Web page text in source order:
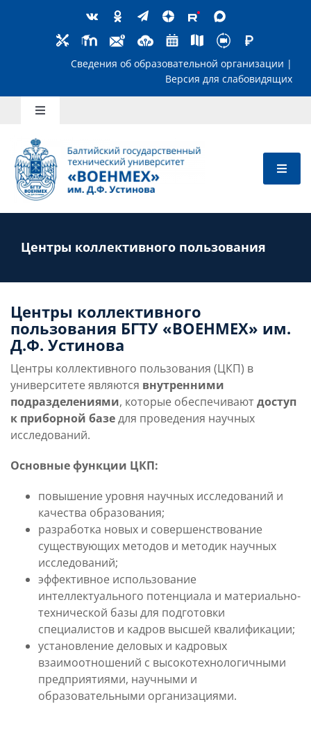
Сведения об образовательной
Toggle
Школьникам
Абитуриентам
Преподавателям
Слушателям
Партнерам
НИОКР
Центры коллективного пользования
Центры коллективного
пользования БГТУ «ВОЕНМЕХ» им.
Д.Ф. Устинова
Центры коллективного пользования (ЦКП) в
университете являются внутренними
подразделениями, которые обеспечиваютдоступ
к приборной базедля проведения научных
исследований.
Основные функции ЦКП:
повышение уровня научных исследований и
качества образования;
разработка новых и совершенствование
существующих методов и методик научных
исследований;
эффективное использование
интеллектуального потенциала и материально-
технической базы для подготовки
специалистов и кадров высшей квалификации;
установление деловых и кадровых
взаимоотношений с высокотехнологичными
предприятиями, научными и
образовательными организациями.